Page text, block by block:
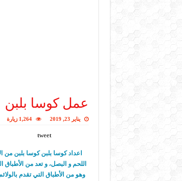
عمل كوسا بلبن
يناير 23, 2019 1,264 زيارة
tweet
اعداد كوسا بلبن كوسا بلبن من
اللحم و البصل، و تعد من
وهو من الأطباق التي تقدم